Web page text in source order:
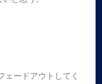
ードアウトしてく